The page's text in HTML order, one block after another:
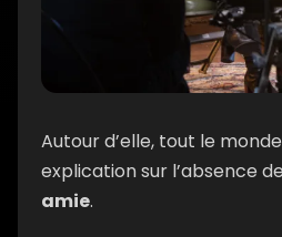
Autour d’elle, tout le
explication sur l’absence de
amie.